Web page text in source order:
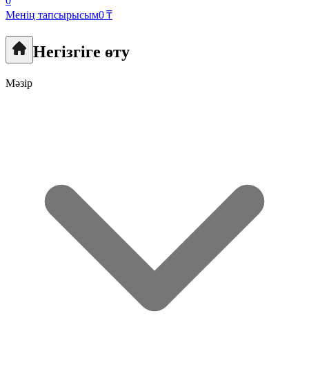
Менің тапсырысым0 ₸
Негізгіге өту
Мәзір